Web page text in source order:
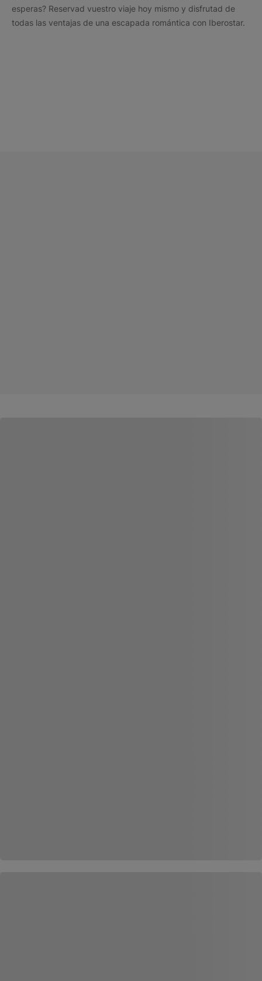
esperas? Reservad vuestro viaje hoy mismo y disfrutad de
todas las ventajas de una escapada romántica con Iberostar.